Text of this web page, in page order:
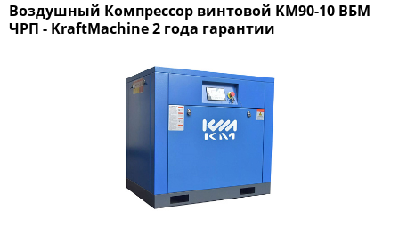
Воздушный Компрессор винтовой KM90-10 ВБМ
ЧРП - KraftMachine 2 года гарантии